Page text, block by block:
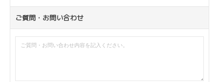
ご質問・お問い合わせ